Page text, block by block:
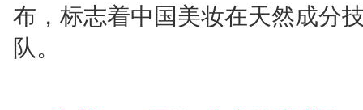
布，标志着中国美妆在天然成分
队。